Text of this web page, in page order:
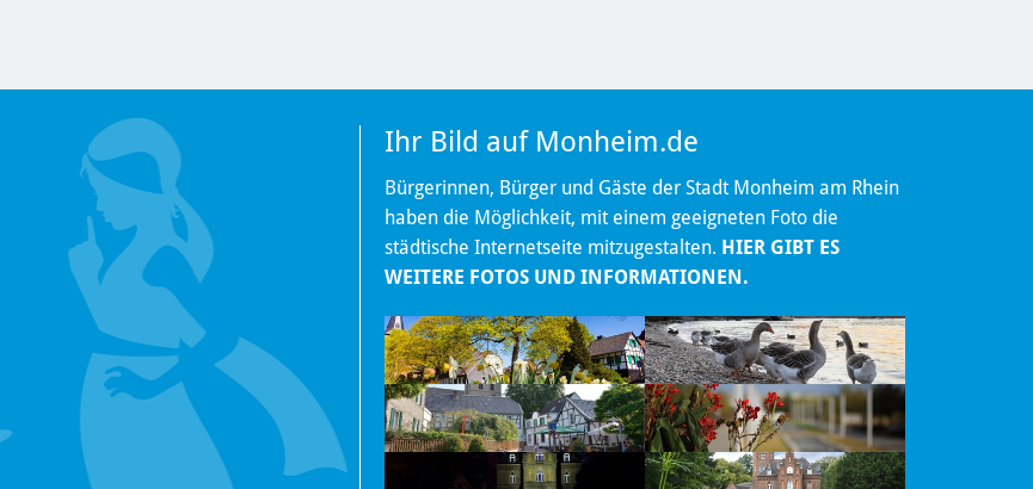
Ihr Bild auf Monheim.de
Bürgerinnen, Bürger und Gäste der Stadt Monheim am Rhein
haben die Möglichkeit, mit einem geeigneten Foto die
städtische Internetseite mitzugestalten. HIER GIBT ES
WEITERE FOTOS UND INFORMATIONEN.